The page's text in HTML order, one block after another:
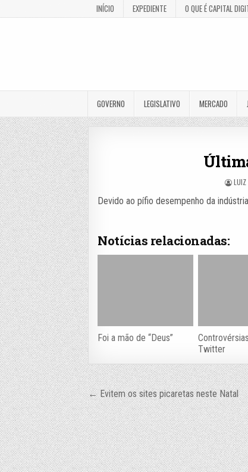
INÍCIO EXPEDIENTE O QUE É CAPITAL
GOVERNO LEGISLATIVO MERCADO
LUIZ
Devido ao pífio desempenho da
Notícias relacionadas:
Foi a mão de “Deus”
Twitter
Navegação
de
Post
← Evitem os sites picaretas neste Natal